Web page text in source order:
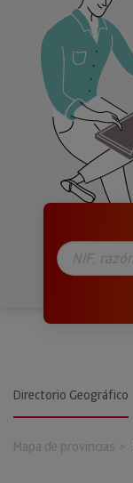
Directorio Geográfico
Mapa de provincias